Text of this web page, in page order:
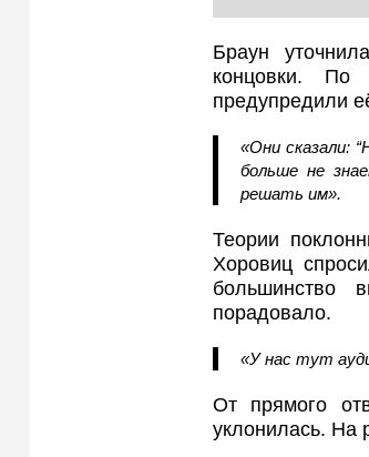
Браун
концовки. По
предупредили
«Они сказали:
больше не
решать им».
Теории
Хоровиц
большинство
порадовало.
«У нас тут
От прямого
уклонилась. На